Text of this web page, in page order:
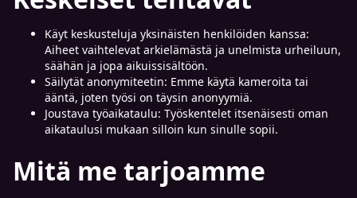
Käyt keskusteluja yksinäisten henkilöiden kanssa:
Aiheet vaihtelevat arkielämästä ja unelmista urheiluun,
säähän ja jopa aikuissisältöön.
Säilytät anonymiteetin: Emme käytä kameroita tai
ääntä, joten työsi on täysin anonyymiä.
Joustava työaikataulu: Työskentelet itsenäisesti oman
aikataulusi mukaan silloin kun sinulle sopii.
Mitä me tarjoamme